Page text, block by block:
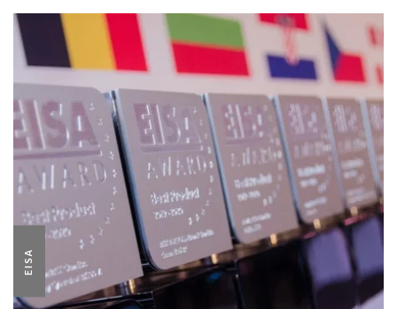
EISA